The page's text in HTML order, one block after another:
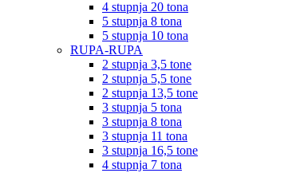
4 stupnja 20 tona
5 stupnja 8 tona
5 stupnja 10 tona
RUPA-RUPA
2 stupnja 3,5 tone
2 stupnja 5,5 tone
2 stupnja 13,5 tone
3 stupnja 5 tona
3 stupnja 8 tona
3 stupnja 11 tona
3 stupnja 16,5 tone
4 stupnja 7 tona